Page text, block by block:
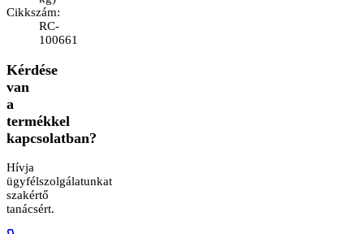
Cikkszám:
RC-
100661
Kérdése
van
a
termékkel
kapcsolatban?
Hívja
ügyfélszolgálatunkat
szakértő
tanácsért.